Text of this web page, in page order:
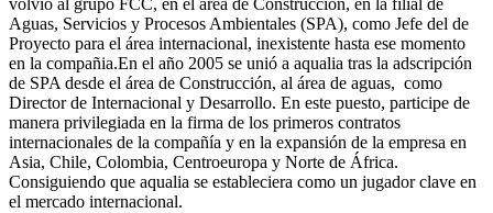
volvió al grupo FCC, en el área de Construcción, en la filial de
Aguas, Servicios y Procesos Ambientales (SPA), como Jefe del de
Proyecto para el área internacional, inexistente hasta ese momento
en la compañia.En el año 2005 se unió a aqualia tras la adscripción
de SPA desde el área de Construcción, al área de aguas, como
Director de Internacional y Desarrollo. En este puesto, participe de
manera privilegiada en la firma de los primeros contratos
internacionales de la compañía y en la expansión de la empresa en
Asia, Chile, Colombia, Centroeuropa y Norte de África.
Consiguiendo que aqualia se estableciera como un jugador clave en
el mercado internacional.